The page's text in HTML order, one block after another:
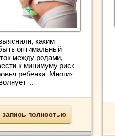
каким
оптимальный
между родами,
к минимуму риск
ребенка. Многих
...
запись полностью